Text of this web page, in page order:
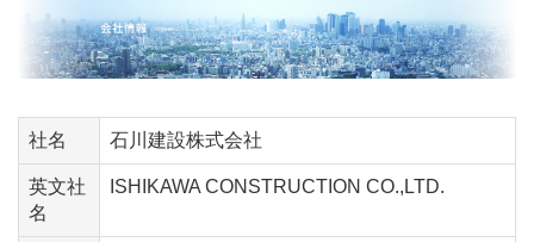
a
t
i
社名 石川建設株式会社
英文社
名
ISHIKAWA CONSTRUCTION CO.,LTD.